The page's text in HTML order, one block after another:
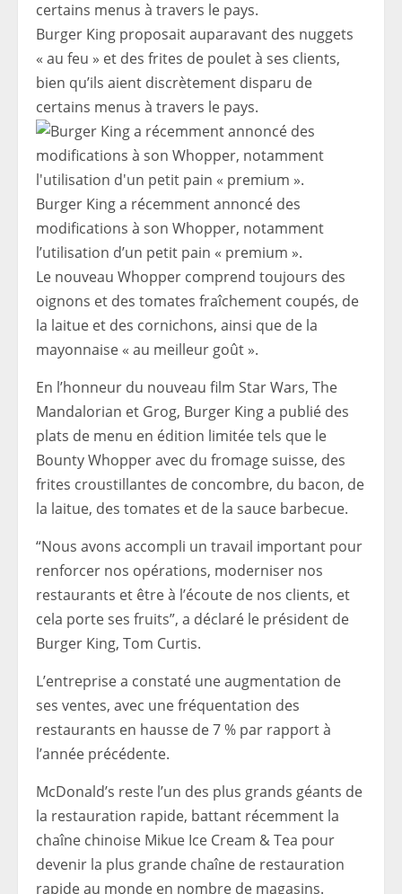
Burger King proposait auparavant des nuggets
« au feu » et des frites de poulet à ses clients,
bien qu’ils aient discrètement disparu de
certains menus à travers le pays.
Burger King a récemment annoncé des
modifications à son Whopper, notamment
l’utilisation d’un petit pain « premium ».
Le nouveau Whopper comprend toujours des
oignons et des tomates fraîchement coupés, de
la laitue et des cornichons, ainsi que de la
mayonnaise « au meilleur goût ».
En l’honneur du nouveau film Star Wars, The
Mandalorian et Grog, Burger King a publié des
plats de menu en édition limitée tels que le
Bounty Whopper avec du fromage suisse, des
frites croustillantes de concombre, du bacon, de
la laitue, des tomates et de la sauce barbecue.
“Nous avons accompli un travail important pour
renforcer nos opérations, moderniser nos
restaurants et être à l’écoute de nos clients, et
cela porte ses fruits”, a déclaré le président de
Burger King, Tom Curtis.
L’entreprise a constaté une augmentation de
ses ventes, avec une fréquentation des
restaurants en hausse de 7 % par rapport à
l’année précédente.
McDonald’s reste l’un des plus grands géants de
la restauration rapide, battant récemment la
chaîne chinoise Mikue Ice Cream & Tea pour
devenir la plus grande chaîne de restauration
rapide au monde en nombre de magasins.